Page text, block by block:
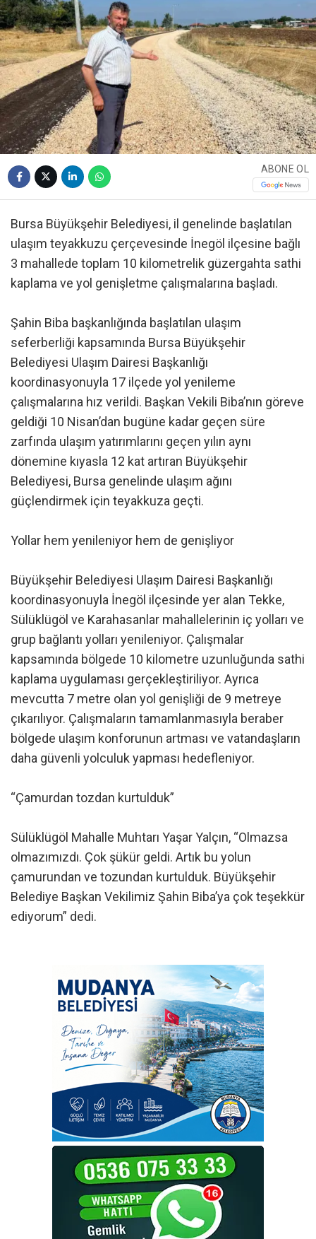
ABONE OL
Bursa Büyükşehir Belediyesi, il genelinde başlatılan
ulaşım teyakkuzu çerçevesinde İnegöl ilçesine bağlı
3 mahallede toplam 10 kilometrelik güzergahta sathi
kaplama ve yol genişletme çalışmalarına başladı.
Şahin Biba başkanlığında başlatılan ulaşım
seferberliği kapsamında Bursa Büyükşehir
Belediyesi Ulaşım Dairesi Başkanlığı
koordinasyonuyla 17 ilçede yol yenileme
çalışmalarına hız verildi. Başkan Vekili Biba’nın göreve
geldiği 10 Nisan’dan bugüne kadar geçen süre
zarfında ulaşım yatırımlarını geçen yılın aynı
dönemine kıyasla 12 kat artıran Büyükşehir
Belediyesi, Bursa genelinde ulaşım ağını
güçlendirmek için teyakkuza geçti.
Yollar hem yenileniyor hem de genişliyor
Büyükşehir Belediyesi Ulaşım Dairesi Başkanlığı
koordinasyonuyla İnegöl ilçesinde yer alan Tekke,
Sülüklügöl ve Karahasanlar mahallelerinin iç yolları ve
grup bağlantı yolları yenileniyor. Çalışmalar
kapsamında bölgede 10 kilometre uzunluğunda sathi
kaplama uygulaması gerçekleştiriliyor. Ayrıca
mevcutta 7 metre olan yol genişliği de 9 metreye
çıkarılıyor. Çalışmaların tamamlanmasıyla beraber
bölgede ulaşım konforunun artması ve vatandaşların
daha güvenli yolculuk yapması hedefleniyor.
“Çamurdan tozdan kurtulduk”
Sülüklügöl Mahalle Muhtarı Yaşar Yalçın, “Olmazsa
olmazımızdı. Çok şükür geldi. Artık bu yolun
çamurundan ve tozundan kurtulduk. Büyükşehir
Belediye Başkan Vekilimiz Şahin Biba’ya çok teşekkür
ediyorum” dedi.